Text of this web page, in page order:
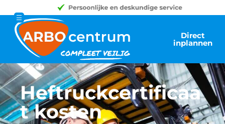
Direct
inplannen
Heftruckcertificaa
t kosten